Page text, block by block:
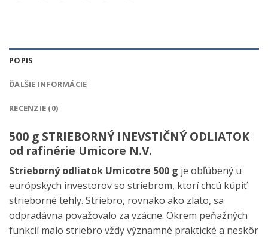
POPIS
ĎALŠIE INFORMÁCIE
RECENZIE (0)
500 g STRIEBORNÝ INEVSTIČNÝ ODLIATOK
od rafinérie Umicore N.V.
Strieborný odliatok Umicotre 500 g je obľúbený u
európskych investorov so striebrom, ktorí chcú kúpiť
strieborné tehly. Striebro, rovnako ako zlato, sa
odpradávna považovalo za vzácne. Okrem peňažných
funkcií malo striebro vždy významné praktické a neskôr